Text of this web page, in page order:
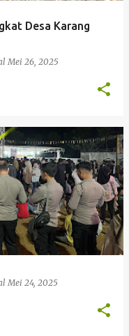
Desa Karang
Mei 26, 2025
Mei 24, 2025